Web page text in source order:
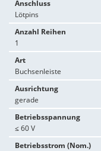
Anschluss
Lötpins
Anzahl Reihen
1
Art
Buchsenleiste
Ausrichtung
gerade
Betriebsspannung
≤ 60 V
Betriebsstrom (Nom.)